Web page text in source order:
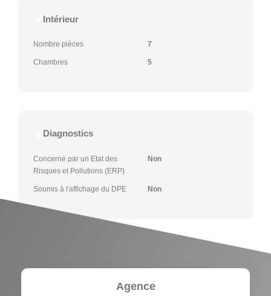
Intérieur
Nombre pièces 7
Chambres 5
Diagnostics
Concerné par un Etat des
Risques et Pollutions (ERP)
Non
Soumis à l'affichage du DPE Non
Agence